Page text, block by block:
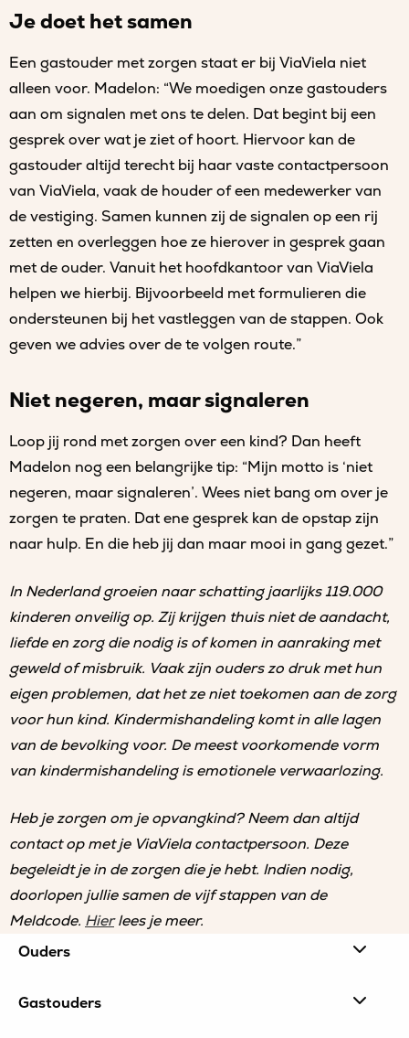
Je doet het samen
Een gastouder met zorgen staat er bij ViaViela niet
alleen voor. Madelon: “We moedigen onze gastouders
aan om signalen met ons te delen. Dat begint bij een
gesprek over wat je ziet of hoort. Hiervoor kan de
gastouder altijd terecht bij haar vaste contactpersoon
van ViaViela, vaak de houder of een medewerker van
de vestiging. Samen kunnen zij de signalen op een rij
zetten en overleggen hoe ze hierover in gesprek gaan
met de ouder. Vanuit het hoofdkantoor van ViaViela
helpen we hierbij. Bijvoorbeeld met formulieren die
ondersteunen bij het vastleggen van de stappen. Ook
geven we advies over de te volgen route.”
Niet negeren, maar signaleren
Loop jij rond met zorgen over een kind? Dan heeft
Madelon nog een belangrijke tip: “Mijn motto is ‘niet
negeren, maar signaleren’. Wees niet bang om over je
zorgen te praten. Dat ene gesprek kan de opstap zijn
naar hulp. En die heb jij dan maar mooi in gang gezet.”
In Nederland groeien naar schatting jaarlijks 119.000
kinderen onveilig op. Zij krijgen thuis niet de aandacht,
liefde en zorg die nodig is of komen in aanraking met
geweld of misbruik. Vaak zijn ouders zo druk met hun
eigen problemen, dat het ze niet toekomen aan de zorg
voor hun kind. Kindermishandeling komt in alle lagen
van de bevolking voor. De meest voorkomende vorm
van kindermishandeling is emotionele verwaarlozing.
Heb je zorgen om je opvangkind? Neem dan altijd
contact op met je ViaViela contactpersoon. Deze
begeleidt je in de zorgen die je hebt. Indien nodig,
doorlopen jullie samen de vijf stappen van de
Meldcode. Hierlees je meer.
Site
footer
Ouders
Gastouders